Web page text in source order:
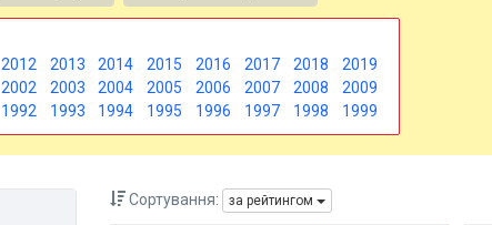
2012 2013 2014 2015 2016 2017 2018
2019
2002 2003 2004 2005 2006 2007 2008
2009
1992 1993 1994 1995 1996 1997 1998 1999
Сортування: за рейтингом